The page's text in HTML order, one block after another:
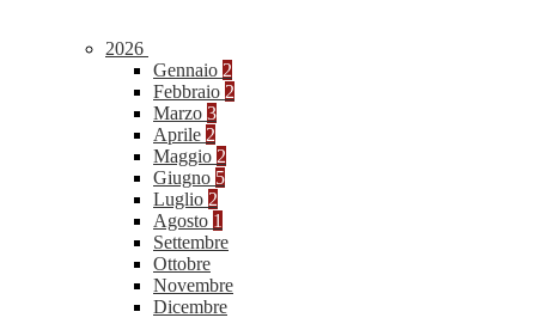
2026
Gennaio 2
Febbraio 2
Marzo 3
Aprile 2
Maggio 2
Giugno 5
Luglio 2
Agosto 1
Settembre
Ottobre
Novembre
Dicembre